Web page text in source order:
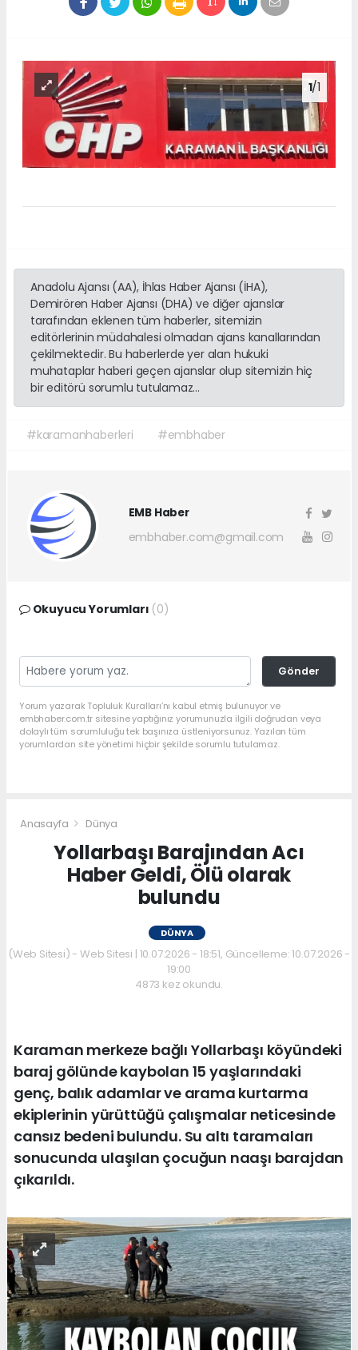
1/1
Anadolu Ajansı (AA), İhlas Haber Ajansı (İHA),
Demirören Haber Ajansı (DHA) ve diğer ajanslar
tarafından eklenen tüm haberler, sitemizin
editörlerinin müdahalesi olmadan ajans kanallarından
çekilmektedir. Bu haberlerde yer alan hukuki
muhataplar haberi geçen ajanslar olup sitemizin hiç
bir editörü sorumlu tutulamaz...
#karamanhaberleri #embhaber
EMB Haber
embhaber.com@gmail.com
Okuyucu Yorumları (0)
Gönder
Yorum yazarak Topluluk Kuralları’nı kabul etmiş bulunuyor ve
embhaber.com.tr sitesine yaptığınız yorumunuzla ilgili doğrudan veya
dolaylı tüm sorumluluğu tek başınıza üstleniyorsunuz. Yazılan tüm
yorumlardan site yönetimi hiçbir şekilde sorumlu tutulamaz.
Anasayfa Dünya
Yollarbaşı Barajından Acı
Haber Geldi, Ölü olarak
bulundu
DÜNYA
(Web Sitesi) - Web Sitesi | 10.07.2026 - 18:51, Güncelleme: 10.07.2026 -
19:00
4873 kez okundu.
Karaman merkeze bağlı Yollarbaşı köyündeki
baraj gölünde kaybolan 15 yaşlarındaki
genç, balık adamlar ve arama kurtarma
ekiplerinin yürüttüğü çalışmalar neticesinde
cansız bedeni bulundu. Su altı taramaları
sonucunda ulaşılan çocuğun naaşı barajdan
çıkarıldı.